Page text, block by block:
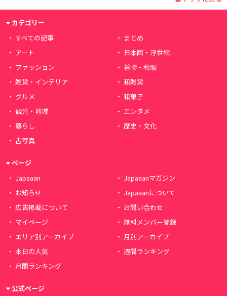
カテゴリー
すべての記事
まとめ
アート
日本画・浮世絵
ファッション
着物・和服
雑貨・インテリア
和雑貨
グルメ
和菓子
観光・地域
エンタメ
暮らし
歴史・文化
古写真
ページ
Japaaan
Japaaanマガジン
お知らせ
Japaaanについて
広告掲載について
お問い合わせ
マイページ
無料メンバー登録
エリア別アーカイブ
月別アーカイブ
本日の人気
週間ランキング
月間ランキング
公式ページ